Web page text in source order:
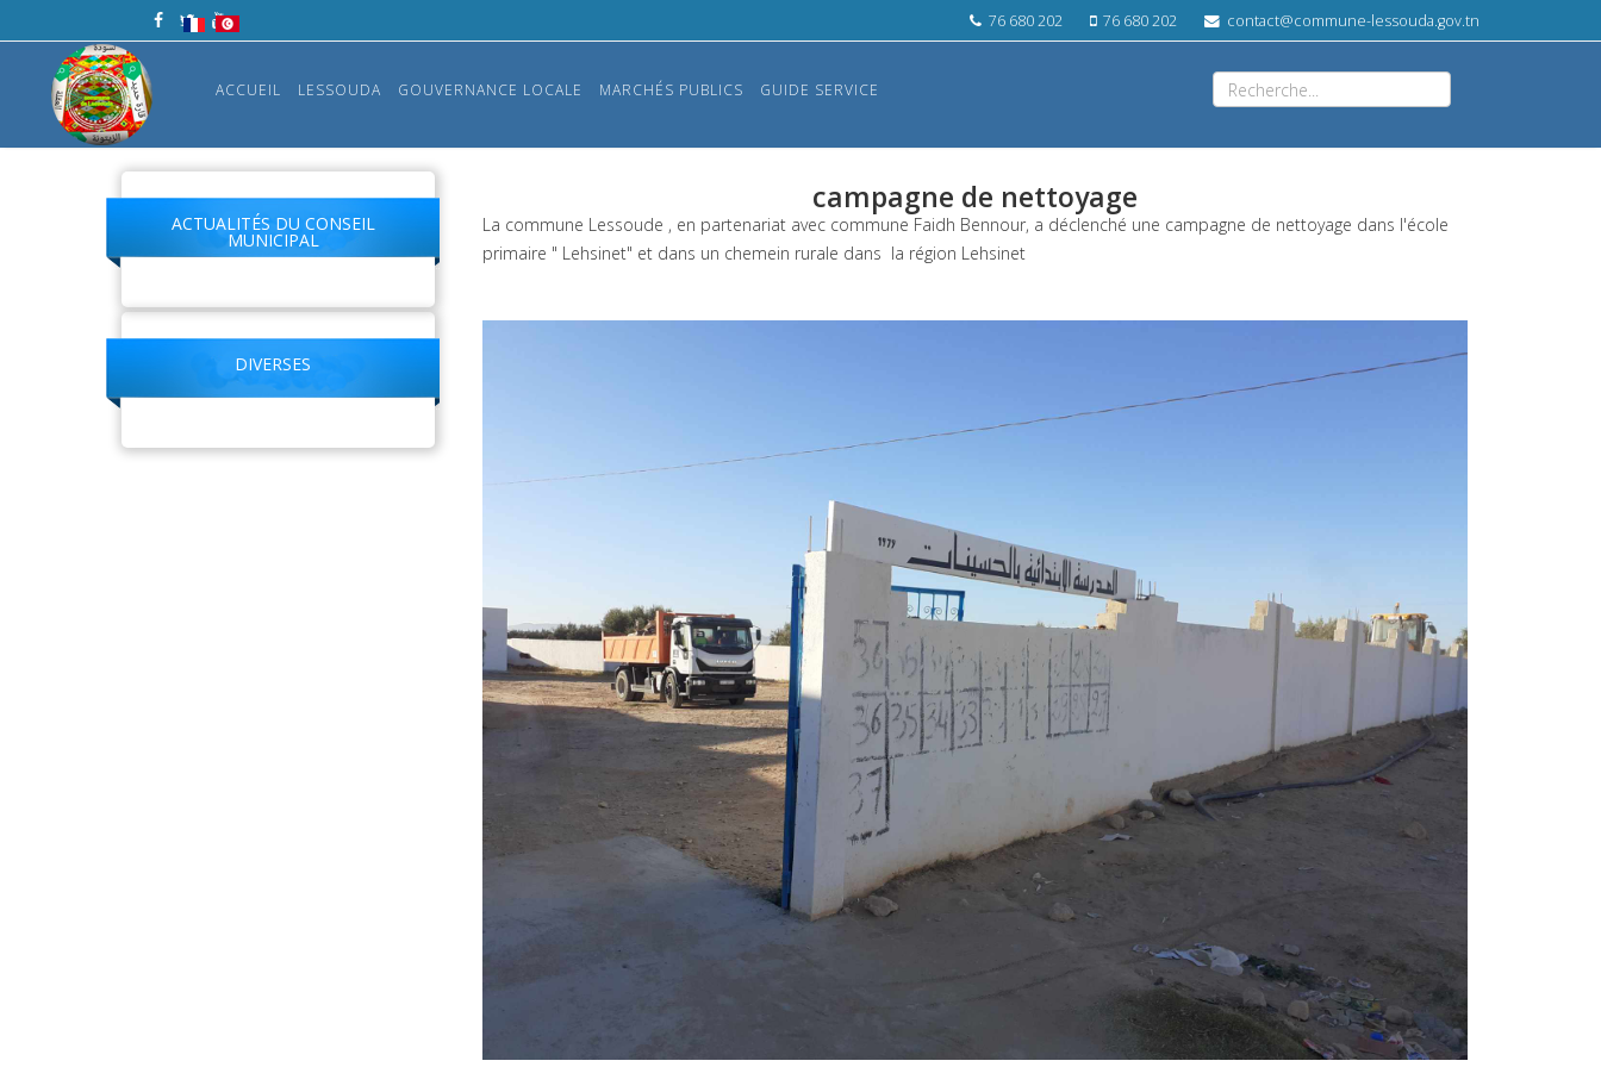
76 680 202 76 680 202 contact@commune-lessouda.gov.tn
ACCUEIL LESSOUDA GOUVERNANCE LOCALE MARCHÉS PUBLICS GUIDE SERVICE
ACTUALITÉS DU CONSEIL
MUNICIPAL
DIVERSES
campagne de nettoyage
La commune Lessoude , en partenariat avec commune Faidh Bennour, a déclenché une campagne de nettoyage dans l'école
primaire " Lehsinet" et dans un chemein rurale dans la région Lehsinet